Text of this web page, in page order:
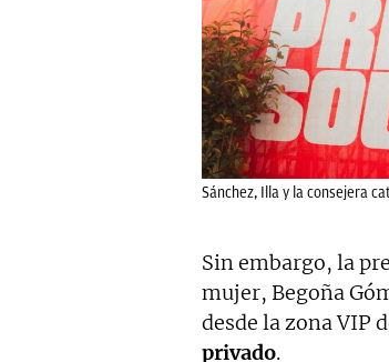
Sánchez, Illa y la consejera
Sin embargo, la
mujer, Begoña
desde la zona VIP
privado.